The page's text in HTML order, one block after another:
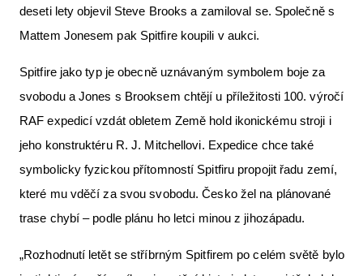
deseti lety objevil Steve Brooks a zamiloval se. Společně s
Mattem Jonesem pak Spitfire koupili v aukci.
Spitfire jako typ je obecně uznávaným symbolem boje za
svobodu a Jones s Brooksem chtějí u příležitosti 100. výročí
RAF expedicí vzdát obletem Země hold ikonickému stroji i
jeho konstruktéru R. J. Mitchellovi. Expedice chce také
symbolicky fyzickou přítomností Spitfiru propojit řadu zemí,
které mu vděčí za svou svobodu. Česko žel na plánované
trase chybí – podle plánu ho letci minou z jihozápadu.
„Rozhodnutí letět se stříbrným Spitfirem po celém světě bylo